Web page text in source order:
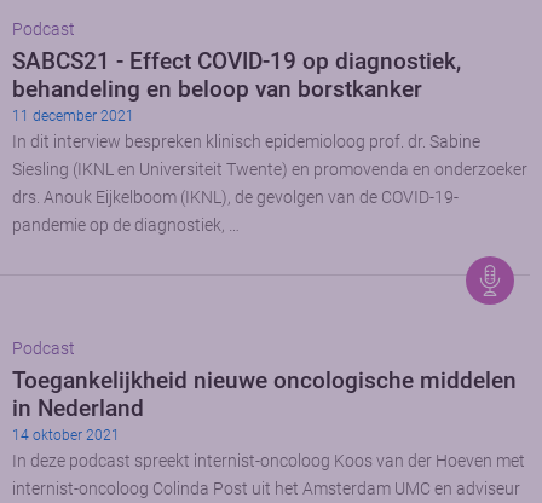
Podcast
SABCS21 - Effect COVID-19 op diagnostiek,
behandeling en beloop van borstkanker
11 december 2021
In dit interview bespreken klinisch epidemioloog prof. dr. Sabine
Siesling (IKNL en Universiteit Twente) en promovenda en onderzoeker
drs. Anouk Eijkelboom (IKNL), de gevolgen van de COVID-19-
pandemie op de diagnostiek, …
Podcast
Toegankelijkheid nieuwe oncologische middelen
in Nederland
14 oktober 2021
In deze podcast spreekt internist-oncoloog Koos van der Hoeven met
internist-oncoloog Colinda Post uit het Amsterdam UMC en adviseur